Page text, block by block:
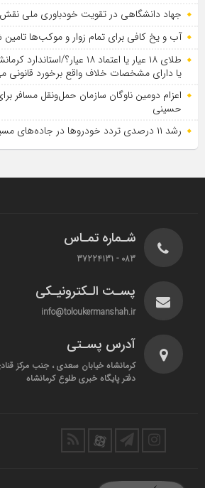
جهاد دانشگاهی در تقویت خودباوری ملی
آب و یخ کافی برای تمام زوار و موکب‌ها
طلای ۱۸ عیار یا اعتماد ۱۸
یا دارای مشخصات خلاف واقع برخورد قانونی
اعزام دومین ناوگان سازمان حمل‌ونقل مسافر
حسینی
رشد ۱۱ درصدی تردد خودروها در جاده‌های مسیر زوار اربعین در کرمانشاه
شـماره تمـاس
083 - 37224131
پسـت الـکترونیـکی
info@toloukermanshah.ir
آدرس پسـتی
دفتر پایگاه خبری طلوع کرمانشاه